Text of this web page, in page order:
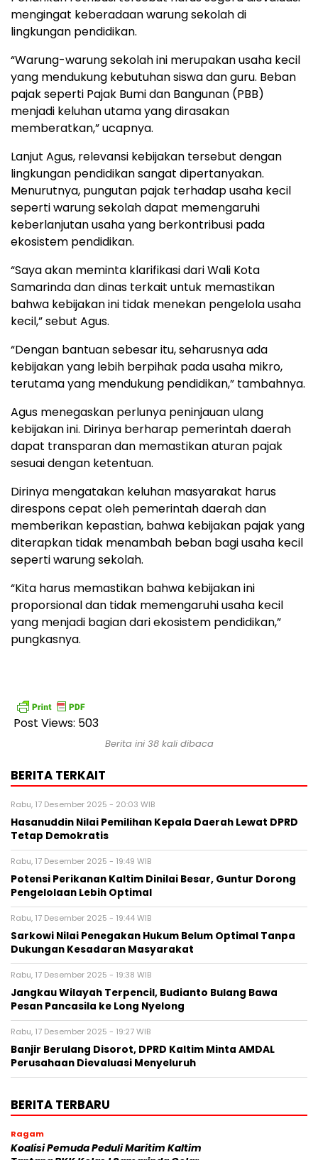
mengingat keberadaan warung sekolah di
lingkungan pendidikan.
“Warung-warung sekolah ini merupakan usaha kecil
yang mendukung kebutuhan siswa dan guru. Beban
pajak seperti Pajak Bumi dan Bangunan (PBB)
menjadi keluhan utama yang dirasakan
memberatkan,” ucapnya.
Lanjut Agus, relevansi kebijakan tersebut dengan
lingkungan pendidikan sangat dipertanyakan.
Menurutnya, pungutan pajak terhadap usaha kecil
seperti warung sekolah dapat memengaruhi
keberlanjutan usaha yang berkontribusi pada
ekosistem pendidikan.
“Saya akan meminta klarifikasi dari Wali Kota
Samarinda dan dinas terkait untuk memastikan
bahwa kebijakan ini tidak menekan pengelola usaha
kecil,” sebut Agus.
“Dengan bantuan sebesar itu, seharusnya ada
kebijakan yang lebih berpihak pada usaha mikro,
terutama yang mendukung pendidikan,” tambahnya.
Agus menegaskan perlunya peninjauan ulang
kebijakan ini. Dirinya berharap pemerintah daerah
dapat transparan dan memastikan aturan pajak
sesuai dengan ketentuan.
Dirinya mengatakan keluhan masyarakat harus
direspons cepat oleh pemerintah daerah dan
memberikan kepastian, bahwa kebijakan pajak yang
diterapkan tidak menambah beban bagi usaha kecil
seperti warung sekolah.
“Kita harus memastikan bahwa kebijakan ini
proporsional dan tidak memengaruhi usaha kecil
yang menjadi bagian dari ekosistem pendidikan,”
pungkasnya.
Post Views: 503
Berita ini 38 kali dibaca
BERITA TERKAIT
Rabu, 17 Desember 2025 - 20:03 WIB
Hasanuddin Nilai Pemilihan Kepala Daerah Lewat DPRD
Tetap Demokratis
Rabu, 17 Desember 2025 - 19:49 WIB
Potensi Perikanan Kaltim Dinilai Besar, Guntur Dorong
Pengelolaan Lebih Optimal
Rabu, 17 Desember 2025 - 19:44 WIB
Sarkowi Nilai Penegakan Hukum Belum Optimal Tanpa
Dukungan Kesadaran Masyarakat
Rabu, 17 Desember 2025 - 19:38 WIB
Jangkau Wilayah Terpencil, Budianto Bulang Bawa
Pesan Pancasila ke Long Nyelong
Rabu, 17 Desember 2025 - 19:27 WIB
Banjir Berulang Disorot, DPRD Kaltim Minta AMDAL
Perusahaan Dievaluasi Menyeluruh
BERITA TERBARU
Ragam
Koalisi Pemuda Peduli Maritim Kaltim